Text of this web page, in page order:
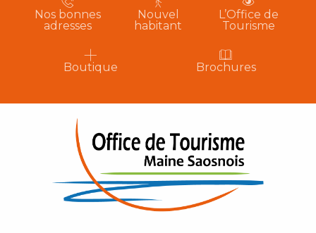
Nos bonnes
adresses
Nouvel
habitant
L’Office de
Tourisme
Boutique Brochures